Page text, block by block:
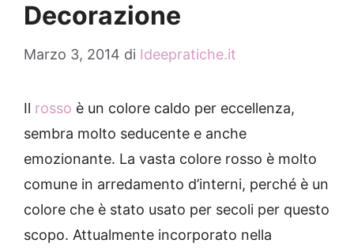
Decorazione
Marzo 3, 2014 di Ideepratiche.it
Il rosso è un colore caldo per eccellenza,
sembra molto seducente e anche
emozionante. La vasta colore rosso è molto
comune in arredamento d’interni, perché è un
colore che è stato usato per secoli per questo
scopo. Attualmente incorporato nella